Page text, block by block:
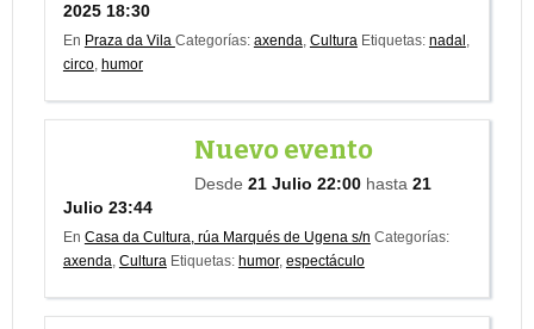
2025 18:30
En Praza da Vila Categorías: axenda, Cultura Etiquetas: nadal ,
circo, humor
Nuevo evento
Desde 21 Julio 22:00 hasta 21
Julio 23:44
En Casa da Cultura, rúa Marqués de Ugena s/n Categorías:
axenda, Cultura Etiquetas: humor, espectáculo